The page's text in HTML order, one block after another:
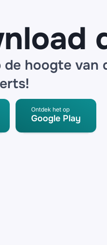
de hoogte van
Ontdek het op
Google Play